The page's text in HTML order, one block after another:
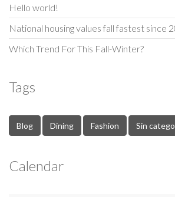
Hello world!
National housing values fall fastest since
Which Trend For This Fall-Winter?
Tags
Blog Dining Fashion Sin
Calendar